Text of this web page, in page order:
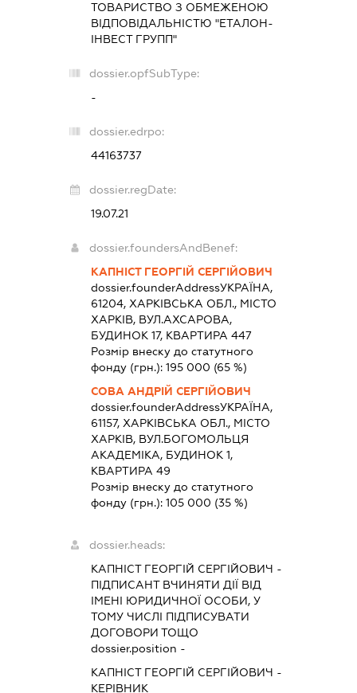
ТОВАРИСТВО З ОБМЕЖЕНОЮ
ВІДПОВІДАЛЬНІСТЮ "ЕТАЛОН-
ІНВЕСТ ГРУПП"
dossier.opfSubType:
-
dossier.edrpo:
44163737
dossier.regDate:
19.07.21
dossier.foundersAndBenef:
КАПНІСТ ГЕОРГІЙ СЕРГІЙОВИЧ
dossier.founderAddressУКРАЇНА,
61204, ХАРКІВСЬКА ОБЛ., МІСТО
ХАРКІВ, ВУЛ.АХСАРОВА,
БУДИНОК 17, КВАРТИРА 447
Розмір внеску до статутного
фонду (грн.):195 000 (65 %)
СОВА АНДРІЙ СЕРГІЙОВИЧ
dossier.founderAddressУКРАЇНА,
61157, ХАРКІВСЬКА ОБЛ., МІСТО
ХАРКІВ, ВУЛ.БОГОМОЛЬЦЯ
АКАДЕМІКА, БУДИНОК 1,
КВАРТИРА 49
Розмір внеску до статутного
фонду (грн.):105 000 (35 %)
dossier.heads:
КАПНІСТ ГЕОРГІЙ СЕРГІЙОВИЧ -
ПІДПИСАНТВЧИНЯТИ ДІЇ ВІД
ІМЕНІ ЮРИДИЧНОЇ ОСОБИ, У
ТОМУ ЧИСЛІ ПІДПИСУВАТИ
ДОГОВОРИ ТОЩО
dossier.position -
КАПНІСТ ГЕОРГІЙ СЕРГІЙОВИЧ -
КЕРІВНИК